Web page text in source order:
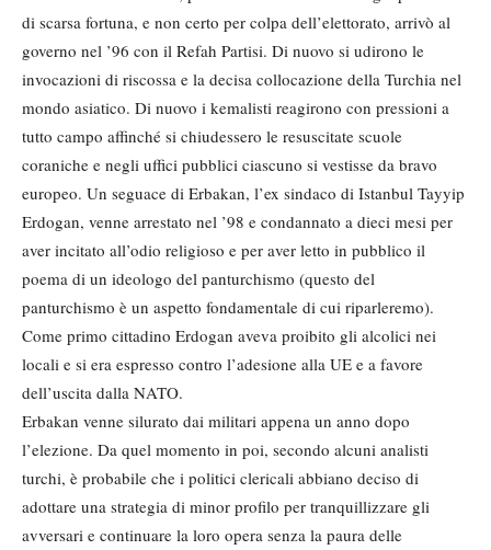
di scarsa fortuna, e non certo per colpa dell’elettorato, arrivò al
governo nel ’96 con il Refah Partisi. Di nuovo si udirono le
invocazioni di riscossa e la decisa collocazione della Turchia nel
mondo asiatico. Di nuovo i kemalisti reagirono con pressioni a
tutto campo affinché si chiudessero le resuscitate scuole
coraniche e negli uffici pubblici ciascuno si vestisse da bravo
europeo. Un seguace di Erbakan, l’ex sindaco di Istanbul Tayyip
Erdogan, venne arrestato nel ’98 e condannato a dieci mesi per
aver incitato all’odio religioso e per aver letto in pubblico il
poema di un ideologo del panturchismo (questo del
panturchismo è un aspetto fondamentale di cui riparleremo).
Come primo cittadino Erdogan aveva proibito gli alcolici nei
locali e si era espresso contro l’adesione alla UE e a favore
dell’uscita dalla NATO.
Erbakan venne silurato dai militari appena un anno dopo
l’elezione. Da quel momento in poi, secondo alcuni analisti
turchi, è probabile che i politici clericali abbiano deciso di
adottare una strategia di minor profilo per tranquillizzare gli
avversari e continuare la loro opera senza la paura delle